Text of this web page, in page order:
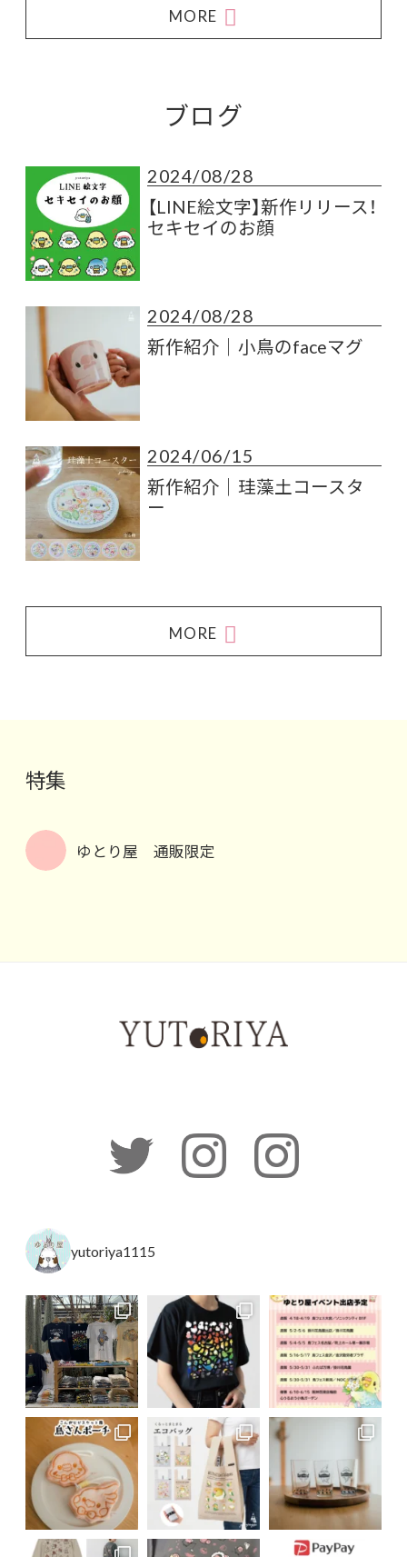
MORE
ブログ
2024/08/28
【LINE絵文字】新作リリース！
セキセイのお顔
2024/08/28
新作紹介｜小鳥のfaceマグ
2024/06/15
新作紹介｜珪藻土コースタ
ー
MORE
特集
ゆとり屋 通販限定
yutoriya1115